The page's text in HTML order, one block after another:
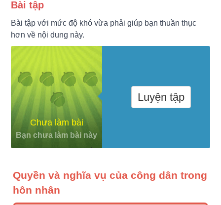
Bài tập
Bài tập với mức độ khó vừa phải giúp bạn thuần thục
hơn về nội dung này.
Chưa làm bài
Bạn chưa làm bài này
Luyện tập
Quyền và nghĩa vụ của công dân trong
hôn nhân